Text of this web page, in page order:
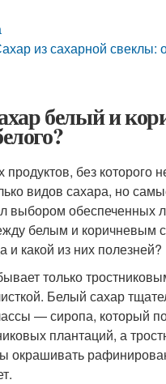
из сахарной свеклы:
белый и
без которого
видов сахара, но
выбором обеспеченных
белым и коричневым
и какой из них полезней?
только
Белый сахар
— сиропа, который
плантаций, а
окрашивать